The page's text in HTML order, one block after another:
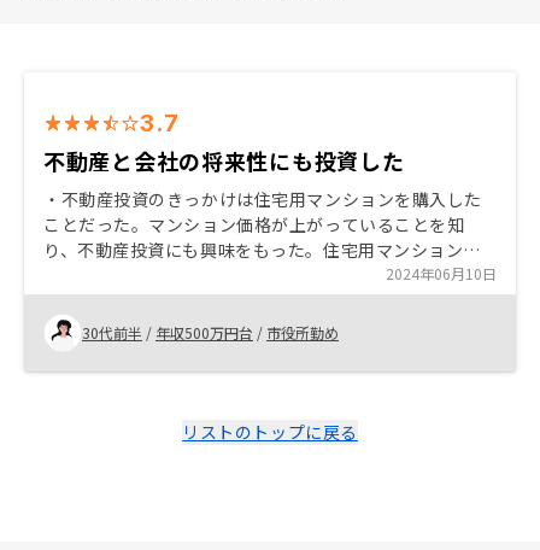
3.7
不動産と会社の将来性にも投資した
・不動産投資のきっかけは住宅用マンションを購入した
ことだった。マンション価格が上がっていることを知
り、不動産投資にも興味をもった。住宅用マンションは
夫単独名義で組み、投資用マンションは私名義で組むこ
とにした。 ・リノシーに決めた理由は担当者の説明に納
得したからと、他社と比べ初期費用が安いこと、テクノ
ロジーを駆使した会社の体制に将来性を感じたからであ
る。 最初の営業の方が新任らしく知識不足が気になり、
社の評価の入口なのでもう少し社員教育してから対応さ
2024年06月10日
30代前半 / 年収500万円台 / 市役所勤め
リストのトップに戻る